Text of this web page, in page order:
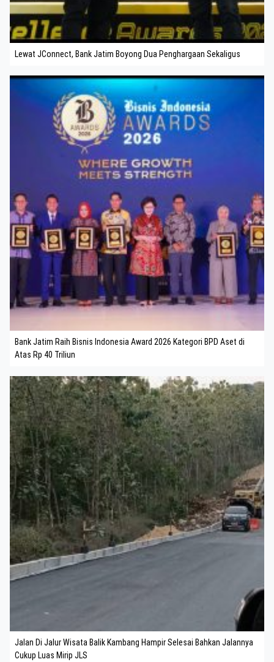
Lewat JConnect, Bank Jatim Boyong Dua Penghargaan Sekaligus
Bank Jatim Raih Bisnis Indonesia Award 2026 Kategori BPD Aset di
Atas Rp 40 Triliun
Jalan Di Jalur Wisata Balik Kambang Hampir Selesai Bahkan Jalannya
Cukup Luas Mirip JLS